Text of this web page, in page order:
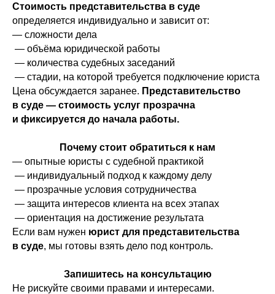
Стоимость представительства в суде
определяется индивидуально и зависит от:
— сложности дела
— объёма юридической работы
— количества судебных заседаний
— стадии, на которой требуется подключение юриста
Цена обсуждается заранее. Представительство
в суде — стоимость услуг прозрачна
и фиксируется до начала работы.
Почему стоит обратиться к нам
— опытные юристы с судебной практикой
— индивидуальный подход к каждому делу
— прозрачные условия сотрудничества
— защита интересов клиента на всех этапах
— ориентация на достижение результата
Если вам нужен юрист для представительства
в суде, мы готовы взять дело под контроль.
Запишитесь на консультацию
Не рискуйте своими правами и интересами.
Свобода от долгов с
момента подписания
договора
Типовой перечень, приведен в пункте
3 статьи 213.4 Закона №127-ФЗ
не позволяющая погасить эту сумму в объеме (справка о
зарплате, выписки со счетов).